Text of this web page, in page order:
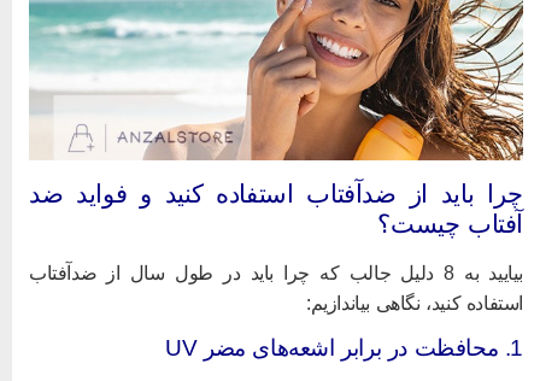
باید از ضدآفتاب استفاده کنید و فواید ضد
چیست؟
بیایید به 8 دلیل جالب که چرا باید در طول سال از ضدآفتاب
کنید، نگاهی بیاندازیم: